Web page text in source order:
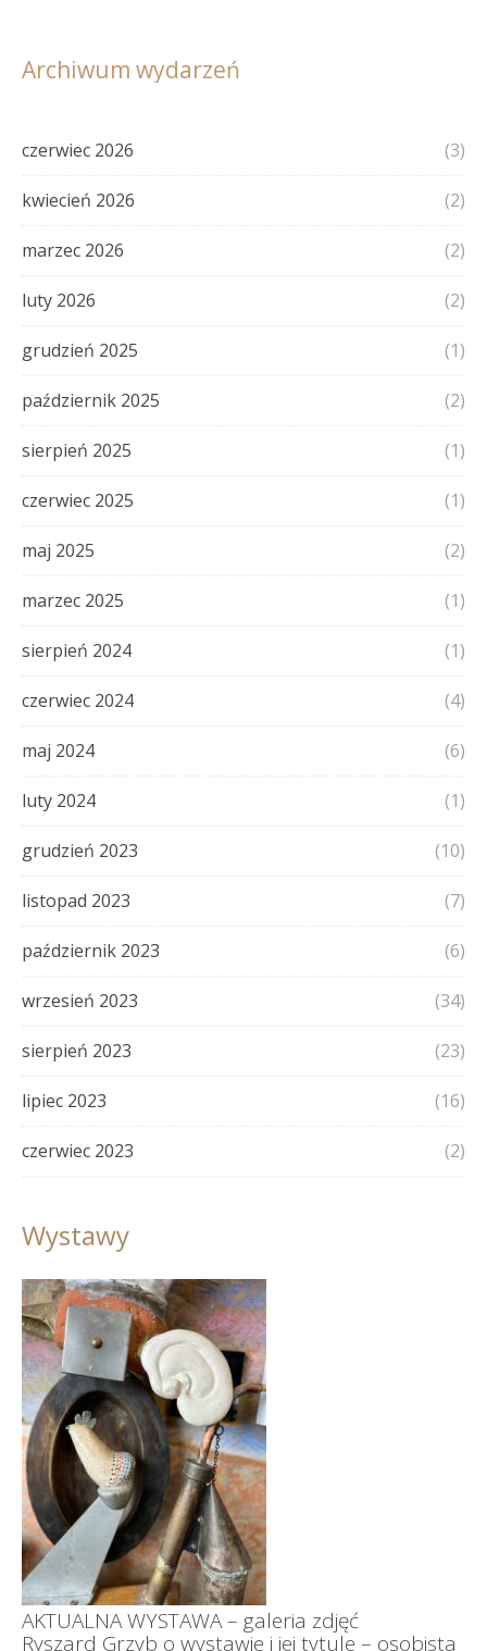
Archiwum wydarzeń
czerwiec 2026 (3)
kwiecień 2026 (2)
marzec 2026 (2)
luty 2026 (2)
grudzień 2025 (1)
październik 2025 (2)
sierpień 2025 (1)
czerwiec 2025 (1)
maj 2025 (2)
marzec 2025 (1)
sierpień 2024 (1)
czerwiec 2024 (4)
maj 2024 (6)
luty 2024 (1)
grudzień 2023 (10)
listopad 2023 (7)
październik 2023 (6)
wrzesień 2023 (34)
sierpień 2023 (23)
lipiec 2023 (16)
czerwiec 2023 (2)
Wystawy
AKTUALNA WYSTAWA – galeria zdjęć
Ryszard Grzyb o wystawie i jej tytule – osobista